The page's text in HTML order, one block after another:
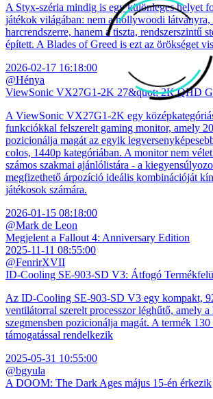
A Styx-széria mindig is egy különleges helyet
játékok világában: nem a hollywoodi
harcrendszerre, hanem a tiszta, rendszerszintű
épített. A Blades of Greed is ezt az örökséget
2026-02-17 16:18:00
@Hénya
ViewSonic VX27G1-2K 27&quot; 2K QHD
A ViewSonic VX27G1-2K egy
funkciókkal felszerelt gaming monitor, amely
pozicionálja magát az egyik
colos, 1440p kategóriában. A monitor nem
számos szakmai ajánlólistára - a
megfizethető árpozíció ideális kombinációját
játékosok számára.
2026-01-15 08:18:00
@Mark de Leon
Megjelent a Fallout 4: Anniversary Edition
2025-11-11 08:55:00
@FenrirXVII
ID-Cooling SE-903-SD V3: Átfogó
Az ID-Cooling SE-903-SD V3 egy kompakt,
ventilátorral szerelt processzor léghűtő, amely a
szegmensben pozicionálja magát. A termék
támogatással rendelkezik
2025-05-31 10:55:00
@bgyula
A DOOM: The Dark Ages május 15-én érkezik